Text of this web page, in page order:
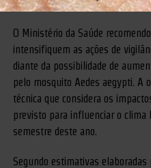
O Ministério da Saúde
intensifiquem as ações de
diante da possibilidade de
pelo mosquito Aedes aegypti. A
técnica que considera os
previsto para influenciar o clima
semestre deste ano.
Segundo estimativas